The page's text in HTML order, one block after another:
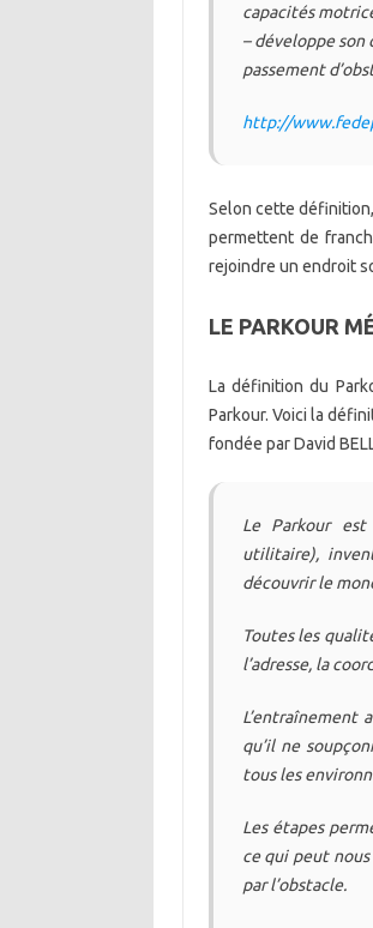
capacités
– développe son
passement
http://
Selon cette
permettent de
rejoindre un endroit
LE PARKOUR
La définition du
Parkour. Voici la
fondée par David
Le Parkour est
utilitaire),
découvrir le
Toutes les
l’adresse, la
L’entraînement
qu’il ne
tous les
Les étapes
ce qui peut
par l’obstacle.